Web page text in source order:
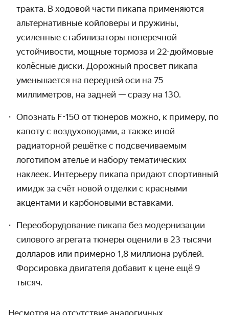
тракта. В ходовой части пикапа применяются
альтернативные койловеры и пружины,
усиленные стабилизаторы поперечной
устойчивости, мощные тормоза и 22-дюймовые
колёсные диски. Дорожный просвет пикапа
уменьшается на передней оси на 75
миллиметров, на задней — сразу на 130.
Опознать F-150 от тюнеров можно, к примеру, по
капоту с воздуховодами, а также иной
радиаторной решётке с подсвечиваемым
логотипом ателье и набору тематических
наклеек. Интерьеру пикапа придают спортивный
имидж за счёт новой отделки с красными
акцентами и карбоновыми вставками.
Переоборудование пикапа без модернизации
силового агрегата тюнеры оценили в 23 тысячи
долларов или примерно 1,8 миллиона рублей.
Форсировка двигателя добавит к цене ещё 9
тысяч.
Несмотря на отсутствие аналогичных